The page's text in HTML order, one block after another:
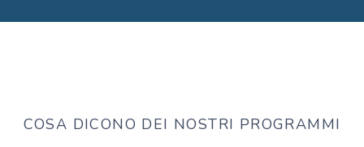
COSA DICONO DEI NOSTRI PROGRAMMI